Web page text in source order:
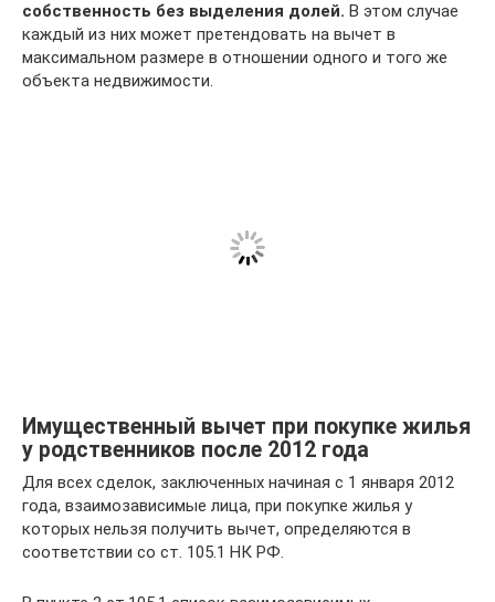
собственность без выделения долей. В этом случае
каждый из них может претендовать на вычет в
максимальном размере в отношении одного и того же
объекта недвижимости.
Имущественный вычет при покупке жилья
у родственников после 2012 года
Для всех сделок, заключенных начиная с 1 января 2012
года, взаимозависимые лица, при покупке жилья у
которых нельзя получить вычет, определяются в
соответствии со ст. 105.1 НК РФ.